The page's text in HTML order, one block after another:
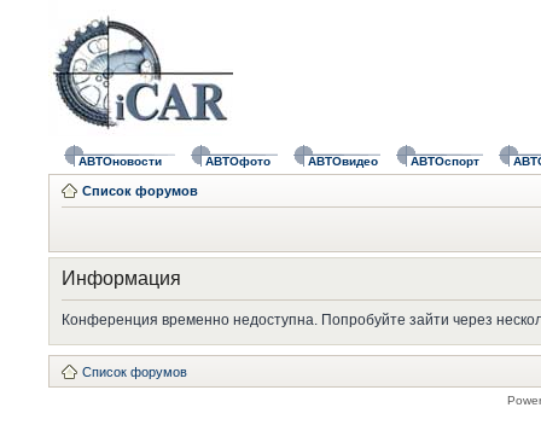
АВТОновости АВТОфото АВТОвидео АВТОспорт
Список форумов
Информация
Конференция временно недоступна. Попробуйте зайти через
Список форумов